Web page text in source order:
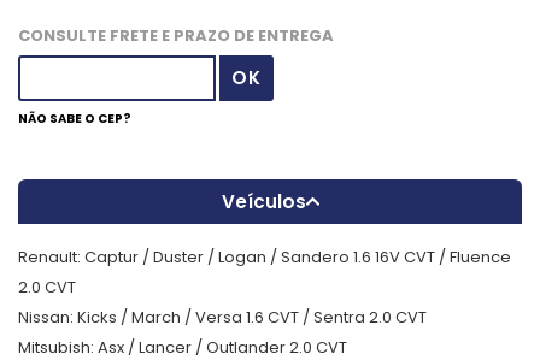
CONSULTE FRETE E PRAZO DE ENTREGA
NÃO SABE O CEP?
Veículos
Renault: Captur / Duster / Logan / Sandero 1.6 16V CVT / Fluence
2.0 CVT
Nissan: Kicks / March / Versa 1.6 CVT / Sentra 2.0 CVT
Mitsubish: Asx / Lancer / Outlander 2.0 CVT